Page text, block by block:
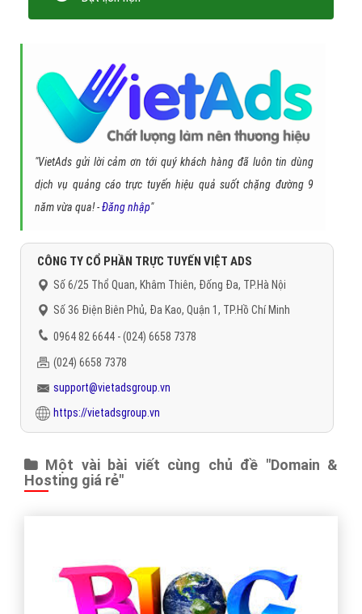
"VietAds gửi lời cảm ơn tới quý khách hàng đã luôn tin dùng
dịch vụ quảng cáo trực tuyến hiệu quả suốt chặng đường 9
năm vừa qua! -Đăng nhập"
CÔNG TY CỔ PHẦN TRỰC TUYẾN VIỆT ADS
Số 6/25 Thổ Quan, Khâm Thiên, Đống Đa, TP.Hà Nội
Số 36 Điện Biên Phủ, Đa Kao, Quận 1, TP.Hồ Chí Minh
0964 82 6644 - (024) 6658 7378
(024) 6658 7378
support@vietadsgroup.vn
https://vietadsgroup.vn
Một vài bài viết cùng chủ đề "Domain &
Hosting giá rẻ"